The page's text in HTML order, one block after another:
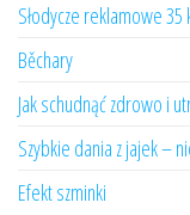
Słodycze reklamowe
Běchary
Jak schudnąć zdrowo i
Szybkie dania z jajek –
Efekt szminki